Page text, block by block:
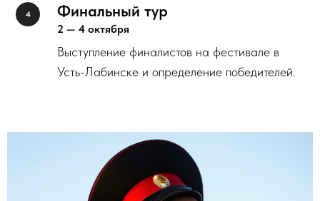
Финальный тур
2 — 4 октября
Выступление финалистов на фестивале в
Усть-Лабинске и определение победителей.